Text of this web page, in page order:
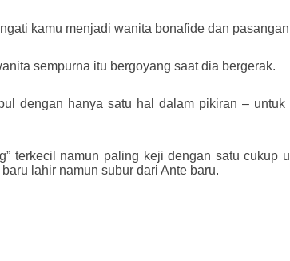
kamu menjadi wanita bonafide dan
sempurna itu bergoyang saat dia bergerak.
dengan hanya satu hal dalam pikiran –
terkecil namun paling keji dengan satu cukup
lahir namun subur dari Ante baru.